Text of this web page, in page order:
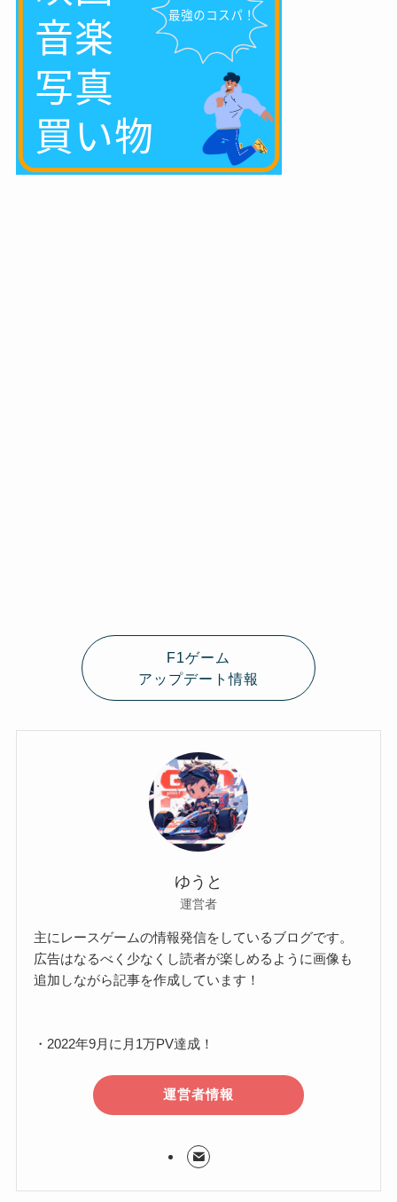
F1ゲーム
アップデート情報
ゆうと
運営者
主にレースゲームの情報発信をしているブログです。
広告はなるべく少なくし読者が楽しめるように画像も
追加しながら記事を作成しています！
・2022年9月に月1万PV達成！
運営者情報